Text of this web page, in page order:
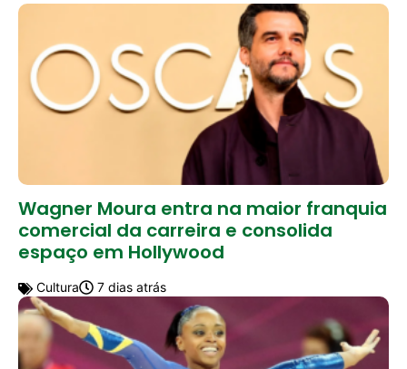
Wagner Moura entra na maior franquia
comercial da carreira e consolida
espaço em Hollywood
Cultura 7 dias atrás